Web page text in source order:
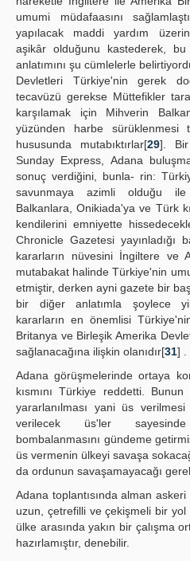
umumi müdafaasını
yapılacak maddi yardım
aşikâr olduğunu kastederek,
anlatımını şu cümlelerle
Devletleri Türkiye'nin gerek
tecavüzü gerekse Müttefikler
karşılamak için Mihverin
yüzünden harbe sürüklenmesi
hususunda mutabıktırlar[29]. Bir
Sunday Express, Adana
sonuç verdiğini, bunla- rin:
savunmaya azimli olduğu ile
Balkanlara, Onikiada'ya ve Türk
kendilerini emniyette
Chronicle Gazetesi yayınladığı
kararların nüvesini İngiltere ve
mutabakat halinde Türkiye'nin
etmiştir, derken ayni gazete bir
bir diğer anlatımla şoylece
kararların en önemlisi
Britanya ve Birleşik Amerika
sağlanacağına ilişkin olanıdır[31] .
Adana görüşmelerinde ortaya
kısmını Türkiye reddetti.
yararlanılması yani üs
verilecek üs'ler
bombalanmasını gündeme
üs vermenin ülkeyi savaşa
da ordunun savaşamayacağı
Adana toplantısında alman
uzun, çetrefilli ve çekişmeli bir
ülke arasında yakın bir çalışma
hazırlamıştır, denebilir.